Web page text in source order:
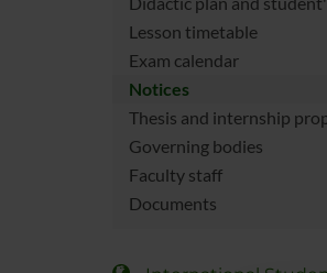
Lesson timetable
Exam calendar
Notices
Thesis and internship
Governing bodies
Faculty staff
Documents